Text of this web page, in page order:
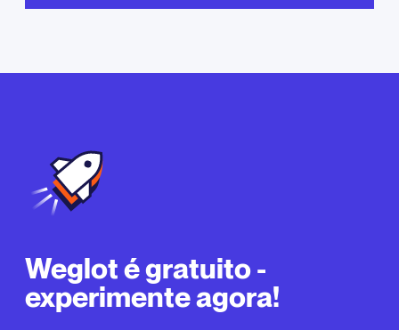
Weglot é gratuito -
experimente agora!